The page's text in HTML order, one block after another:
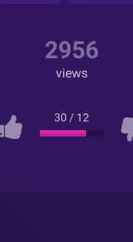
2956
views
30 / 12